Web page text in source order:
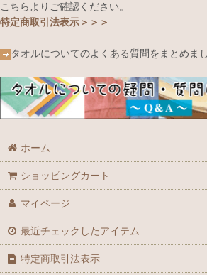
こちらよりご確認ください。
特定商取引法表示＞＞＞
タオルについてのよくある質問をまとめまし
ホーム
ショッピングカート
マイページ
最近チェックしたアイテム
特定商取引法表示